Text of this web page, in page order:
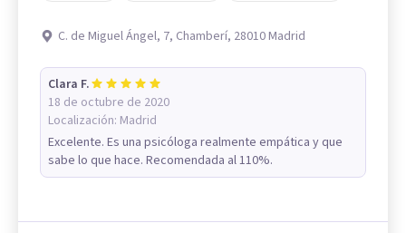
C. de Miguel Ángel, 7, Chamberí, 28010 Madrid
Clara F.
18 de octubre de 2020
Localización: Madrid
Excelente. Es una psicóloga realmente empática y que
sabe lo que hace. Recomendada al 110%.